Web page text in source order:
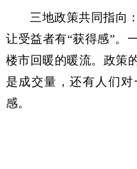
三地政策共同指向
让受益者有“获得感”。
楼市回暖的暖流。政策
是成交量，还有人们
感。